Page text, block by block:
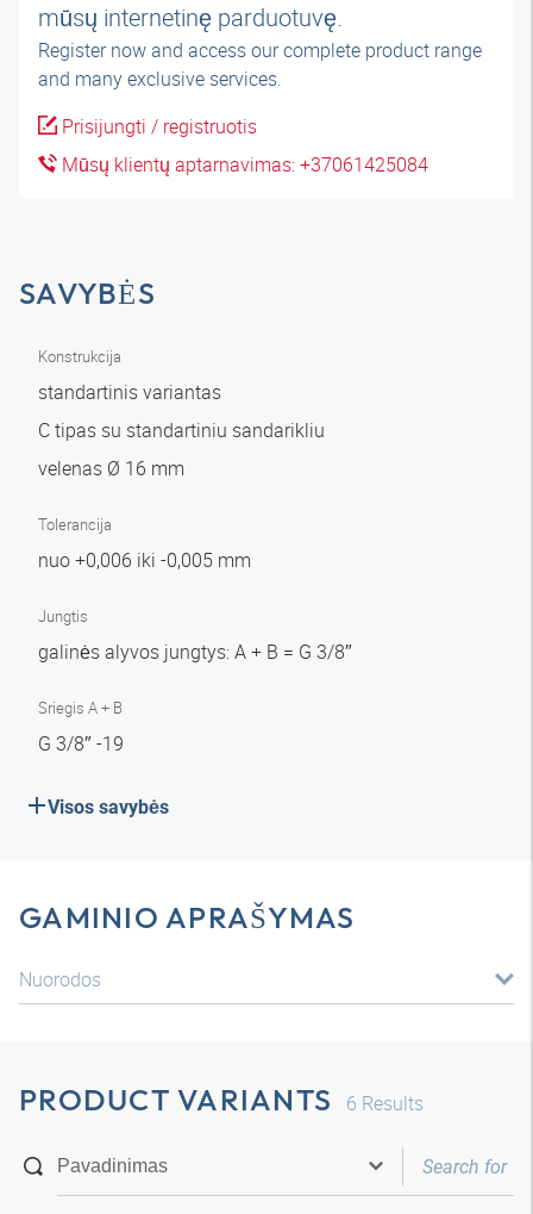
mūsų internetinę parduotuvę.
Register now and access our complete product range
and many exclusive services.
Prisijungti / registruotis
Mūsų klientų aptarnavimas: +37061425084
SAVYBĖS
Konstrukcija
standartinis variantas
C tipas su standartiniu sandarikliu
velenas Ø 16 mm
Tolerancija
nuo +0,006 iki -0,005 mm
Jungtis
galinės alyvos jungtys: A + B = G 3/8″
Sriegis A + B
G 3/8″ -19
Visos savybės
GAMINIO APRAŠYMAS
Nuorodos
PRODUCT VARIANTS 6 Results